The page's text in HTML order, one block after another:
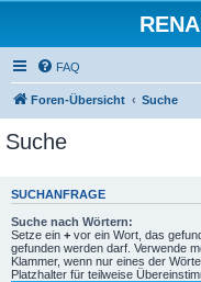
FAQ
Foren-Übersicht Suche
Suche
SUCHANFRAGE
Suche nach Wörtern:
Setze ein + vor ein Wort, das
gefunden werden darf. Verwende
Klammer, wenn nur eines der
Platzhalter für teilweise